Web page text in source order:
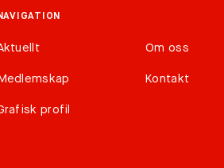
Om oss
Medlemskap Kontakt
profil